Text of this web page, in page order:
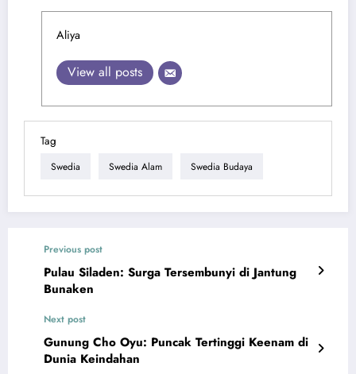
Aliya
View all posts
Tag
Swedia Swedia Alam Swedia Budaya
Previous post
Pulau Siladen: Surga Tersembunyi di Jantung
Bunaken
Next post
Gunung Cho Oyu: Puncak Tertinggi Keenam di
Dunia Keindahan